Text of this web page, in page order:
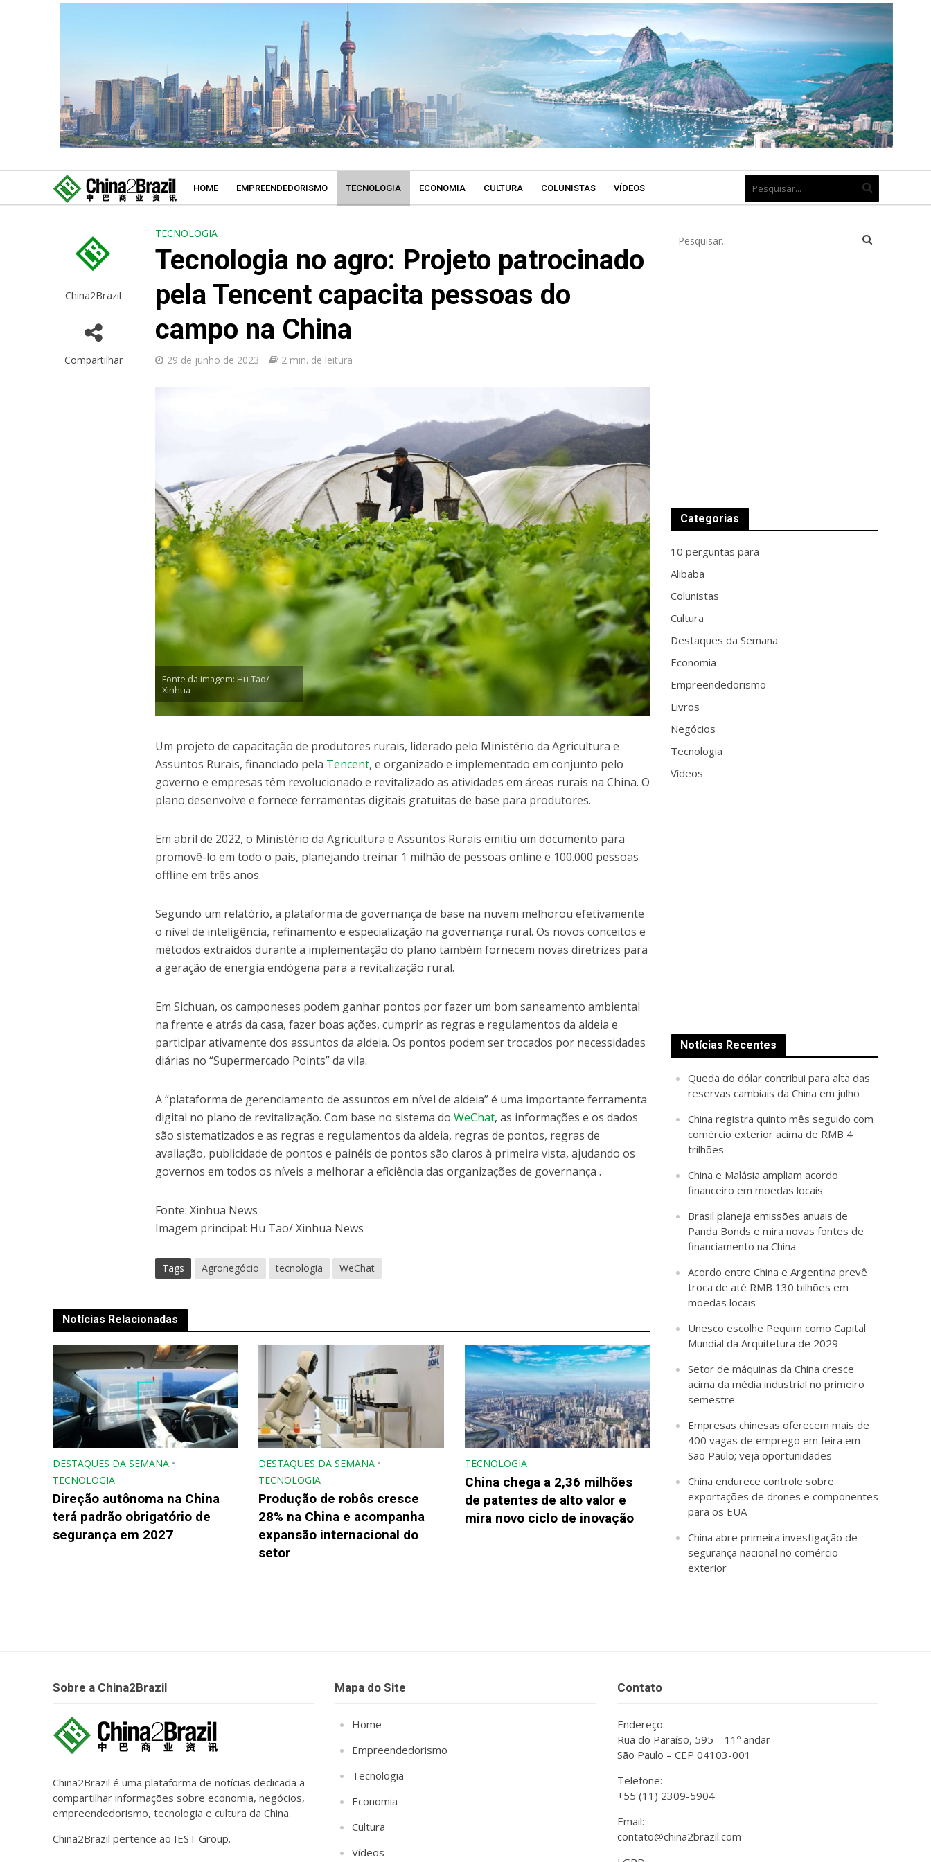
HOME EMPREENDEDORISMO TECNOLOGIA ECONOMIA CULTURA COLUNISTAS VÍDEOS
China2Brazil
Compartilhar
TECNOLOGIA
Tecnologia no agro: Projeto patrocinado
pela Tencent capacita pessoas do
campo na China
29 de junho de 2023 2 min. de leitura
Fonte da imagem: Hu Tao/
Xinhua
Um projeto de capacitação de produtores rurais, liderado pelo Ministério da Agricultura e
Assuntos Rurais, financiado pela Tencent, e organizado e implementado em conjunto pelo
governo e empresas têm revolucionado e revitalizado as atividades em áreas rurais na China. O
plano desenvolve e fornece ferramentas digitais gratuitas de base para produtores.
Em abril de 2022, o Ministério da Agricultura e Assuntos Rurais emitiu um documento para
promovê-lo em todo o país, planejando treinar 1 milhão de pessoas online e 100.000 pessoas
offline em três anos.
Segundo um relatório, a plataforma de governança de base na nuvem melhorou efetivamente
o nível de inteligência, refinamento e especialização na governança rural. Os novos conceitos e
métodos extraídos durante a implementação do plano também fornecem novas diretrizes para
a geração de energia endógena para a revitalização rural.
Em Sichuan, os camponeses podem ganhar pontos por fazer um bom saneamento ambiental
na frente e atrás da casa, fazer boas ações, cumprir as regras e regulamentos da aldeia e
participar ativamente dos assuntos da aldeia. Os pontos podem ser trocados por necessidades
diárias no “Supermercado Points” da vila.
A “plataforma de gerenciamento de assuntos em nível de aldeia” é uma importante ferramenta
digital no plano de revitalização. Com base no sistema doWeChat, as informações e os dados
são sistematizados e as regras e regulamentos da aldeia, regras de pontos, regras de
avaliação, publicidade de pontos e painéis de pontos são claros à primeira vista, ajudando os
governos em todos os níveis a melhorar a eficiência das organizações de governança .
Fonte: Xinhua News
Imagem principal: Hu Tao/ Xinhua News
Tags Agronegócio tecnologia WeChat
Notícias Relacionadas
DESTAQUES DA SEMANA •
TECNOLOGIA
Direção autônoma na China
terá padrão obrigatório de
segurança em 2027
DESTAQUES DA SEMANA •
TECNOLOGIA
Produção de robôs cresce
28% na China e acompanha
expansão internacional do
setor
TECNOLOGIA
China chega a 2,36 milhões
de patentes de alto valor e
mira novo ciclo de inovação
Categorias
10 perguntas para
Alibaba
Colunistas
Cultura
Destaques da Semana
Economia
Empreendedorismo
Livros
Negócios
Tecnologia
Vídeos
Notícias Recentes
Queda do dólar contribui para alta das
reservas cambiais da China em julho
China registra quinto mês seguido com
comércio exterior acima de RMB 4
trilhões
China e Malásia ampliam acordo
financeiro em moedas locais
Brasil planeja emissões anuais de
Panda Bonds e mira novas fontes de
financiamento na China
Acordo entre China e Argentina prevê
troca de até RMB 130 bilhões em
moedas locais
Unesco escolhe Pequim como Capital
Mundial da Arquitetura de 2029
Setor de máquinas da China cresce
acima da média industrial no primeiro
semestre
Empresas chinesas oferecem mais de
400 vagas de emprego em feira em
São Paulo; veja oportunidades
China endurece controle sobre
exportações de drones e componentes
para os EUA
China abre primeira investigação de
segurança nacional no comércio
exterior
Sobre a China2Brazil
China2Brazil é uma plataforma de notícias dedicada a
compartilhar informações sobre economia, negócios,
empreendedorismo, tecnologia e cultura da China.
China2Brazil pertence ao IEST Group.
Mapa do Site
Home
Empreendedorismo
Tecnologia
Economia
Cultura
Vídeos
Contato
Endereço:
Rua do Paraíso, 595 – 11º andar
São Paulo – CEP 04103-001
Telefone:
+55 (11) 2309-5904
Email:
contato@china2brazil.com